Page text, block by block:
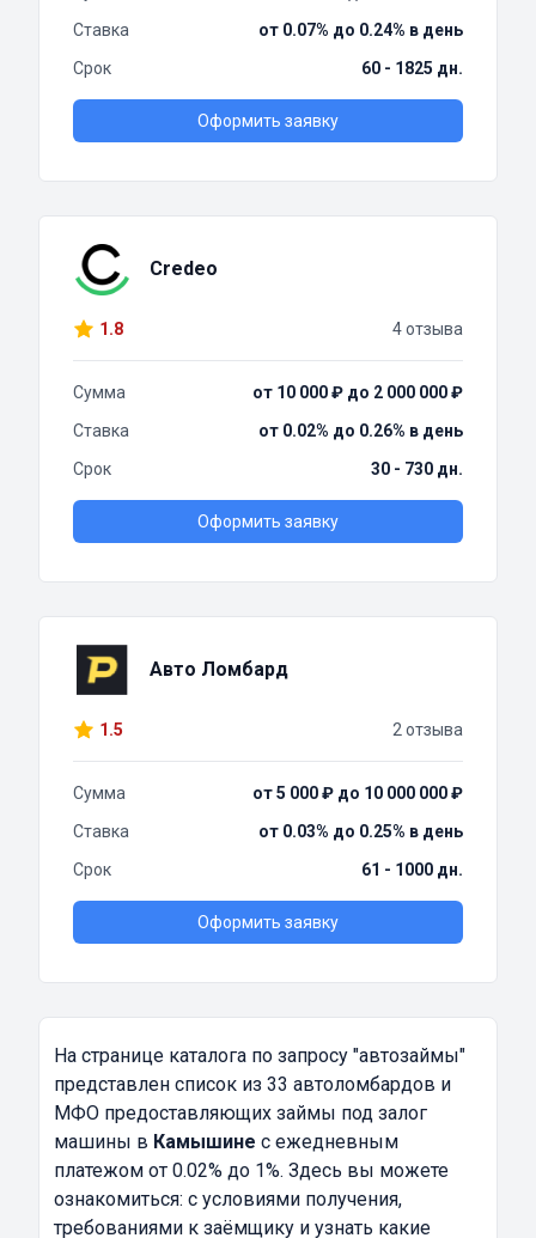
Ставка
от 0.07% до 0.24% в день
Срок
60 - 1825 дн.
Оформить заявку
Credeo
1.8 4 отзыва
Сумма
от 10 000 ₽ до 2 000 000 ₽
Ставка
от 0.02% до 0.26% в день
Срок
30 - 730 дн.
Оформить заявку
Авто Ломбард
1.5 2 отзыва
Сумма
от 5 000 ₽ до 10 000 000 ₽
Ставка
от 0.03% до 0.25% в день
Срок
61 - 1000 дн.
Оформить заявку
На странице каталога по запросу "автозаймы"
представлен список из 33 автоломбардов и
МФО предоставляющих займы под залог
машины в Камышине с ежедневным
платежом от 0.02% до 1%. Здесь вы можете
ознакомиться: с условиями получения,
требованиями к заёмщику и узнать какие